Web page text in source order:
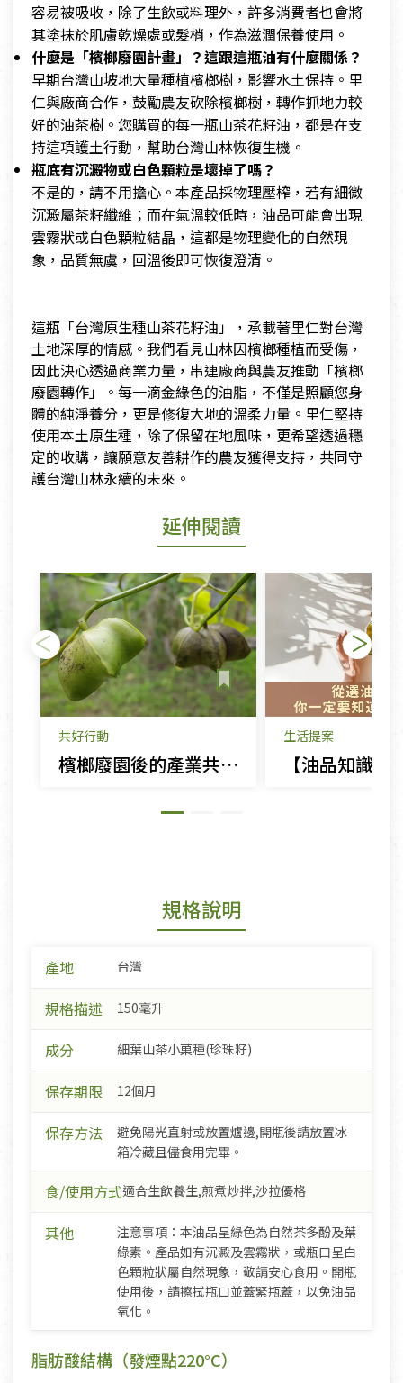
容易被吸收，除了生飲或料理外，許多消費者也會將
其塗抹於肌膚乾燥處或髮梢，作為滋潤保養使用。
什麼是「檳榔廢園計畫」？這跟這瓶油有什麼關係？
早期台灣山坡地大量種植檳榔樹，影響水土保持。里
仁與廠商合作，鼓勵農友砍除檳榔樹，轉作抓地力較
好的油茶樹。您購買的每一瓶山茶花籽油，都是在支
持這項護土行動，幫助台灣山林恢復生機。
瓶底有沉澱物或白色顆粒是壞掉了嗎？
不是的，請不用擔心。本產品採物理壓榨，若有細微
沉澱屬茶籽纖維；而在氣溫較低時，油品可能會出現
雲霧狀或白色顆粒結晶，這都是物理變化的自然現
象，品質無虞，回溫後即可恢復澄清。
這瓶「台灣原生種山茶花籽油」，承載著里仁對台灣
土地深厚的情感。我們看見山林因檳榔種植而受傷，
因此決心透過商業力量，串連廠商與農友推動「檳榔
廢園轉作」。每一滴金綠色的油脂，不僅是照顧您身
體的純淨養分，更是修復大地的溫柔力量。里仁堅持
使用本土原生種，除了保留在地風味，更希望透過穩
定的收購，讓願意友善耕作的農友獲得支持，共同守
護台灣山林永續的未來。
延伸閱讀
共好行動
檳榔廢園後的產業共好 打造台灣在地好油
生活提案
規格說明
產地 台灣
規格描述 150毫升
成分 細葉山茶小菓種(珍珠籽)
保存期限 12個月
保存方法
避免陽光直射或放置爐邊,開瓶後請放置冰
箱冷藏且儘食用完畢。
食/使用方式適合生飲養生,煎煮炒拌,沙拉優格
其他
注意事項：本油品呈綠色為自然茶多酚及葉
綠素。產品如有沉澱及雲霧狀，或瓶口呈白
色顆粒狀屬自然現象，敬請安心食用。開瓶
使用後，請擦拭瓶口並蓋緊瓶蓋，以免油品
氧化。
脂肪酸結構（發煙點220°C）